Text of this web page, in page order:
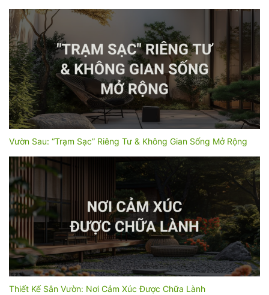
Vườn Sau: “Trạm Sạc” Riêng Tư & Không Gian Sống Mở Rộng
Thiết Kế Sân Vườn: Nơi Cảm Xúc Được Chữa Lành